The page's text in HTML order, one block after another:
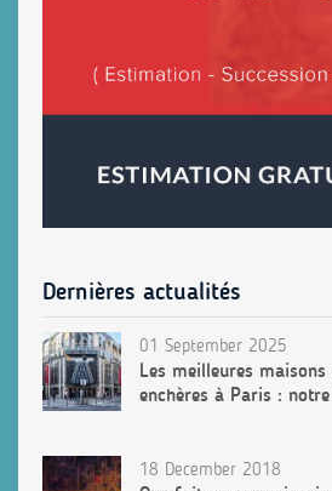
Dernières actualités
01 September 2025
Les meilleures maisons
enchères à Paris :
18 December 2018